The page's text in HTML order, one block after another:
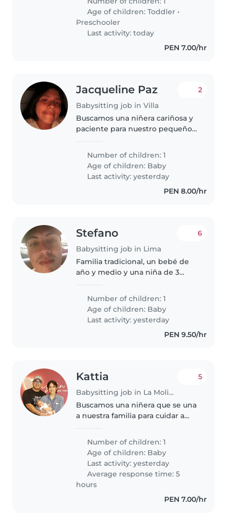
para que me ayude
esclusivamenete como niñera
Age of children:Toddler •
Preschooler
Last activity: today
PEN 7.00/hr
Jacqueline Paz
Babysitting job in Villa
2
Buscamos una niñera cariñosa y
paciente para nuestro pequeño
tenga paciencia, es un bebé
tranquilo le gusta que alguien
esté cerca a el. Si eres
responsable..
Number of children: 1
Age of children: Baby
Last activity: yesterday
PEN 8.00/hr
Stefano
Babysitting job in Lima
6
Familia tradicional, un bebé de
año y medio y una niña de 3
tiempo estarían supervisados
por los abuelos o tía de los
menores.
Number of children: 1
Age of children: Baby
Last activity: yesterday
PEN 9.50/hr
Kattia
Babysitting job in La Molina
5
Buscamos una niñera que se una
a nuestra familia para cuidar a
Buscamos a alguien cariñosa y
con mucha energía para
acompañar a nuestra bebé en
sus juegos..
Number of children: 1
Age of children: Baby
Last activity: yesterday
Average response time: 5
hours
PEN 7.00/hr